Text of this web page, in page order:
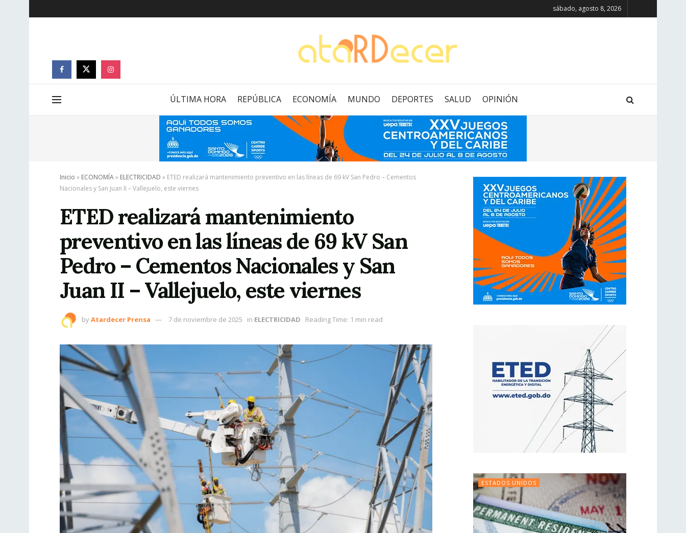
sábado, agosto 8, 2026
ÚLTIMA HORA REPÚBLICA ECONOMÍA MUNDO DEPORTES SALUD OPINIÓN
Inicio » ECONOMÍA» ELECTRICIDAD » ETED realizará mantenimiento preventivo en las líneas de 69 kV San Pedro – Cementos
Nacionales y San Juan II – Vallejuelo, este viernes
ETED realizará mantenimiento
preventivo en las líneas de 69 kV San
Pedro – Cementos Nacionales y San
Juan II – Vallejuelo, este viernes
byAtardecer Prensa 7 de noviembre de 2025 in ELECTRICIDAD Reading Time: 1 min read
ESTADOS UNIDOS